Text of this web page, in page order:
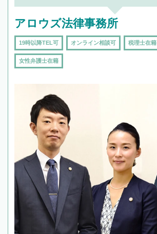
アロウズ法律事務所
19時以降TEL可 オンライン相談可 税理士在籍
女性弁護士在籍